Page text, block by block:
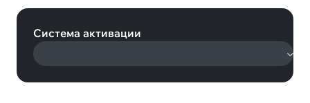
Система активации